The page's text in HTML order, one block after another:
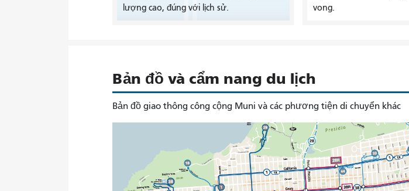
lượng cao, đúng với lịch sử.
vong.
Bản đồ và cẩm nang du lịch
Bản đồ giao thông công cộng Muni và các phương tiện di chuyển khác